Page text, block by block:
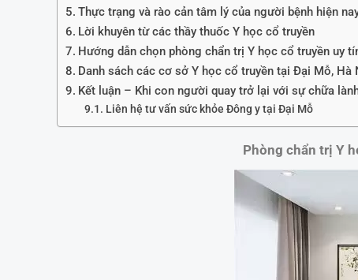
Thực trạng và rào cản tâm lý của người bệnh hiện
Lời khuyên từ các thầy thuốc Y học cổ truyền
Hướng dẫn chọn phòng chẩn trị Y học cổ truyền uy
Danh sách các cơ sở Y học cổ truyền tại Đại Mỗ, Hà
Kết luận – Khi con người quay trở lại với sự chữa
Liên hệ tư vấn sức khỏe Đông y tại Đại Mỗ
Phòng chẩn trị Y